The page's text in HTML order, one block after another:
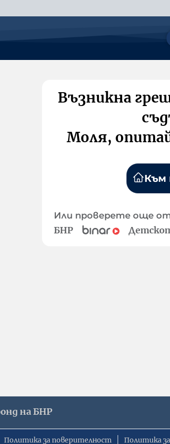
Възникна
Моля,
Към
Или проверете още
БНР
на БНР
Политика за поверителност Политика